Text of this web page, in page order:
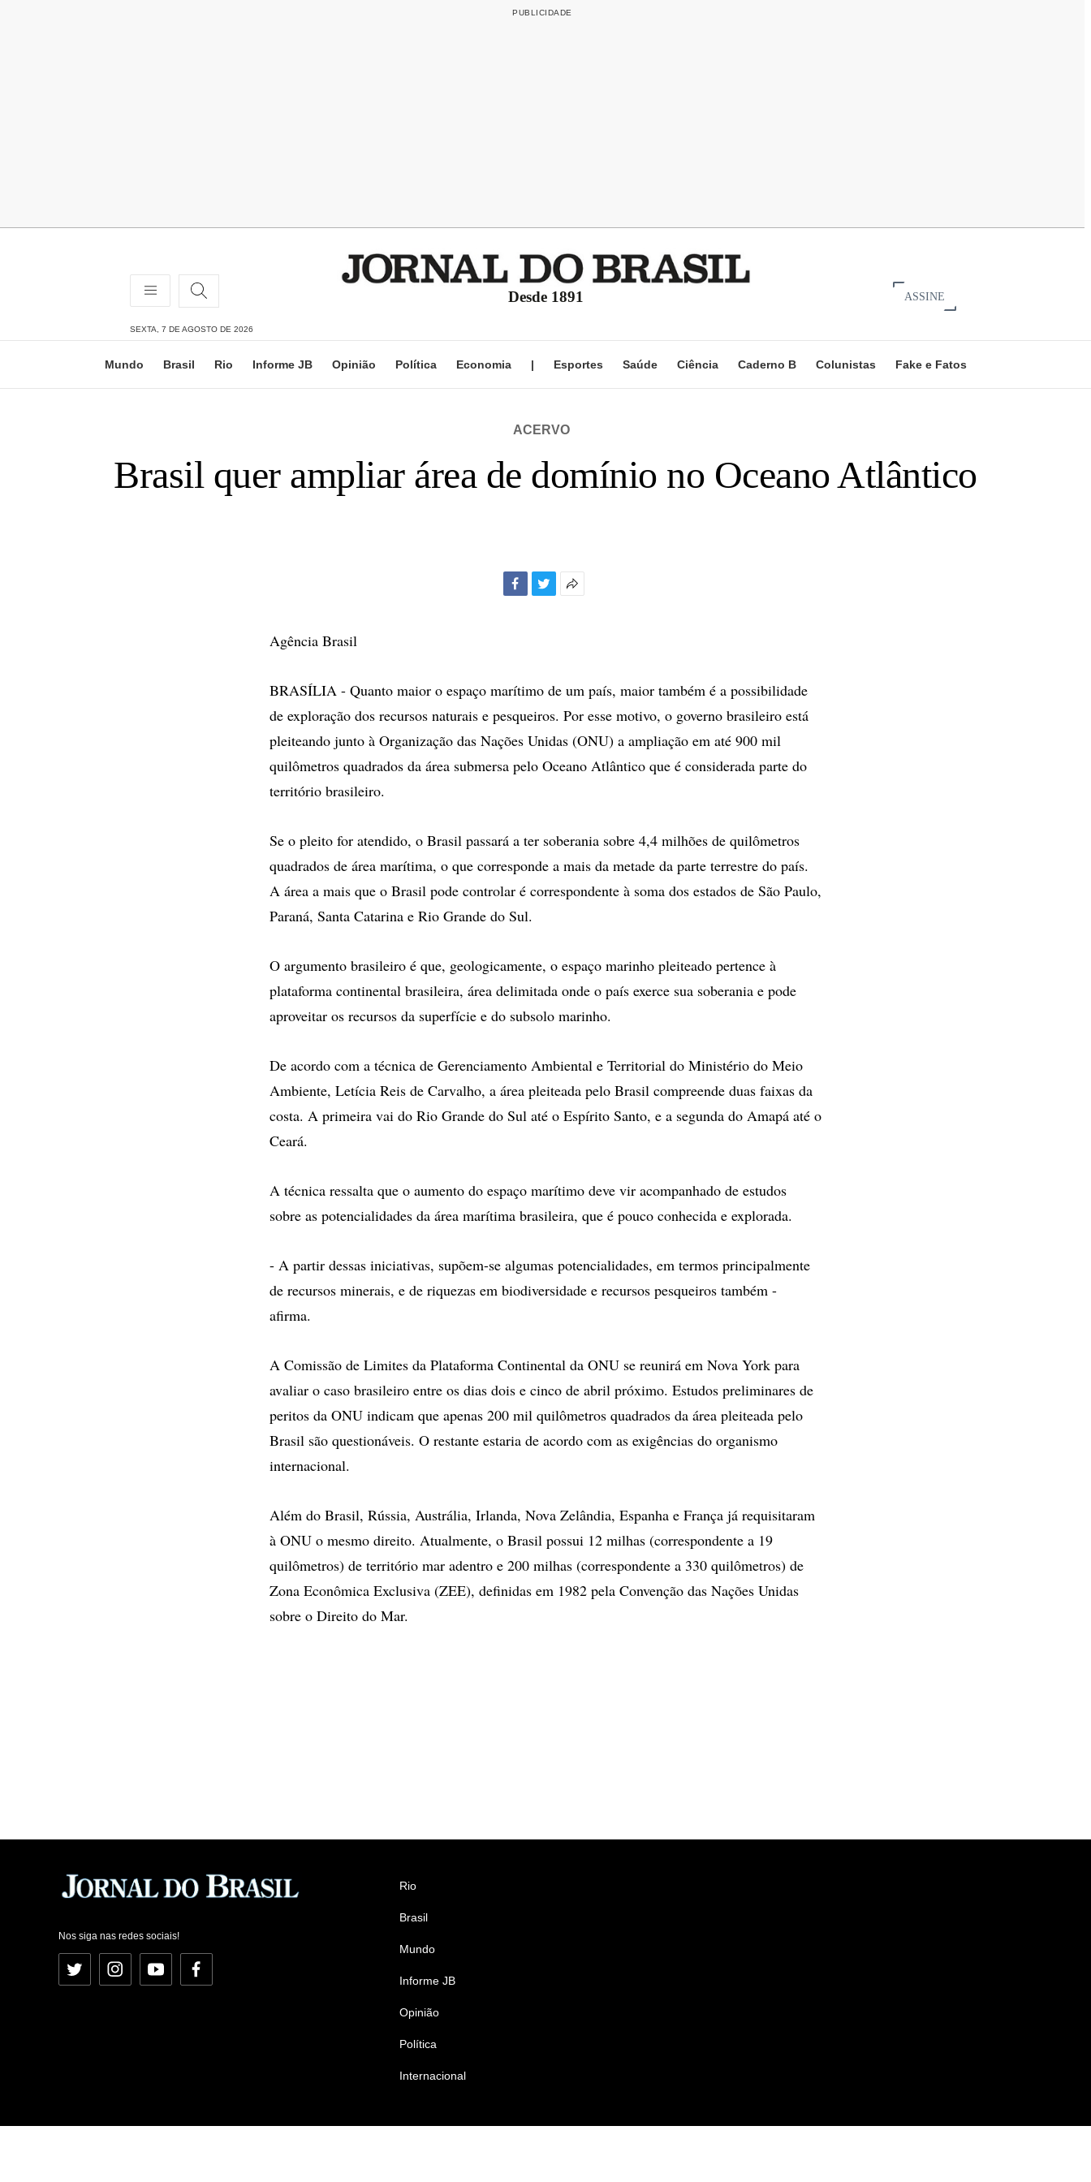
Desde 1891 ASSINE
SEXTA, 7 DE AGOSTO DE 2026
Mundo Brasil Rio Informe JB Opinião Política Economia | Esportes Saúde Ciência Caderno B Colunistas Fake e Fatos
ACERVO
Brasil quer ampliar área de domínio no Oceano Atlântico
Agência Brasil
BRASÍLIA - Quanto maior o espaço marítimo de um país, maior também é a possibilidade
de exploração dos recursos naturais e pesqueiros. Por esse motivo, o governo brasileiro está
pleiteando junto à Organização das Nações Unidas (ONU) a ampliação em até 900 mil
quilômetros quadrados da área submersa pelo Oceano Atlântico que é considerada parte do
território brasileiro.
Se o pleito for atendido, o Brasil passará a ter soberania sobre 4,4 milhões de quilômetros
quadrados de área marítima, o que corresponde a mais da metade da parte terrestre do país.
A área a mais que o Brasil pode controlar é correspondente à soma dos estados de São Paulo,
Paraná, Santa Catarina e Rio Grande do Sul.
O argumento brasileiro é que, geologicamente, o espaço marinho pleiteado pertence à
plataforma continental brasileira, área delimitada onde o país exerce sua soberania e pode
aproveitar os recursos da superfície e do subsolo marinho.
De acordo com a técnica de Gerenciamento Ambiental e Territorial do Ministério do Meio
Ambiente, Letícia Reis de Carvalho, a área pleiteada pelo Brasil compreende duas faixas da
costa. A primeira vai do Rio Grande do Sul até o Espírito Santo, e a segunda do Amapá até o
Ceará.
A técnica ressalta que o aumento do espaço marítimo deve vir acompanhado de estudos
sobre as potencialidades da área marítima brasileira, que é pouco conhecida e explorada.
- A partir dessas iniciativas, supõem-se algumas potencialidades, em termos principalmente
de recursos minerais, e de riquezas em biodiversidade e recursos pesqueiros também -
afirma.
A Comissão de Limites da Plataforma Continental da ONU se reunirá em Nova York para
avaliar o caso brasileiro entre os dias dois e cinco de abril próximo. Estudos preliminares de
peritos da ONU indicam que apenas 200 mil quilômetros quadrados da área pleiteada pelo
Brasil são questionáveis. O restante estaria de acordo com as exigências do organismo
internacional.
Além do Brasil, Rússia, Austrália, Irlanda, Nova Zelândia, Espanha e França já requisitaram
à ONU o mesmo direito. Atualmente, o Brasil possui 12 milhas (correspondente a 19
quilômetros) de território mar adentro e 200 milhas (correspondente a 330 quilômetros) de
Zona Econômica Exclusiva (ZEE), definidas em 1982 pela Convenção das Nações Unidas
sobre o Direito do Mar.
Nos siga nas redes sociais!
Twitter InstagramYouTubeFacebook
Rio
Brasil
Mundo
Informe JB
Opinião
Política
Internacional